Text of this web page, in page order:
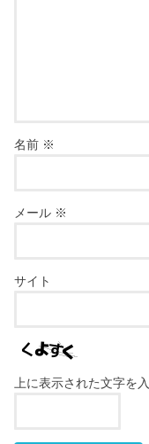
名前 ※
メール ※
サイト
上に表示された文字を